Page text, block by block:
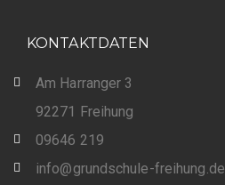
KONTAKTDATEN
Am Harranger 3
92271 Freihung
09646 219
info@grundschule-freihung.de